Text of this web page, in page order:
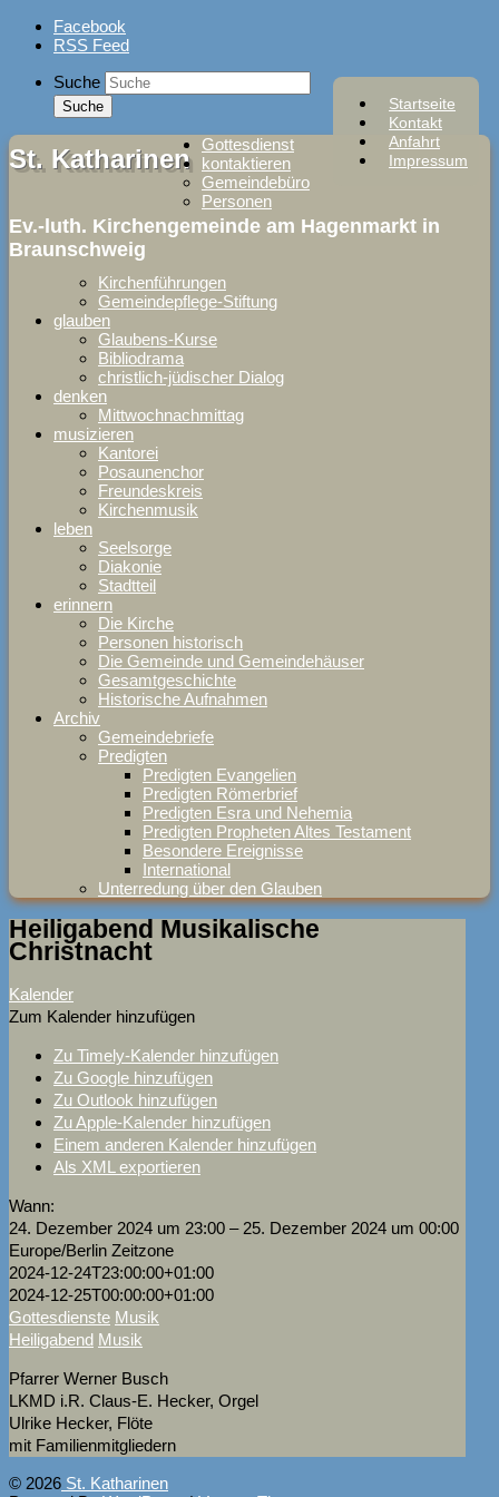
Skip
Facebook
RSS Feed
Startseite
Kontakt
Anfahrt
Impressum
Suche
St. Katharinen
Ev.-luth. Kirchengemeinde am Hagenmarkt in
Braunschweig
Gottesdienst
kontaktieren
Gemeindebüro
Personen
Kirchenführungen
Gemeindepflege-Stiftung
glauben
Glaubens-Kurse
Bibliodrama
christlich-jüdischer Dialog
denken
Mittwochnachmittag
musizieren
Kantorei
Posaunenchor
Freundeskreis
Kirchenmusik
leben
Seelsorge
Diakonie
Stadtteil
erinnern
Die Kirche
Personen historisch
Die Gemeinde und Gemeindehäuser
Gesamtgeschichte
Historische Aufnahmen
Archiv
Gemeindebriefe
Predigten
Predigten Evangelien
Predigten Römerbrief
Predigten Esra und Nehemia
Predigten Propheten Altes Testament
Besondere Ereignisse
International
Unterredung über den Glauben
Heiligabend Musikalische
Christnacht
Kalender
Zum Kalender hinzufügen
Zu Timely-Kalender hinzufügen
Zu Google hinzufügen
Zu Outlook hinzufügen
Zu Apple-Kalender hinzufügen
Einem anderen Kalender hinzufügen
Als XML exportieren
Wann:
24. Dezember 2024 um 23:00 – 25. Dezember 2024 um 00:00
Europe/Berlin Zeitzone
2024-12-24T23:00:00+01:00
2024-12-25T00:00:00+01:00
Gottesdienste Musik
Heiligabend Musik
Pfarrer Werner Busch
LKMD i.R. Claus-E. Hecker, Orgel
Ulrike Hecker, Flöte
mit Familienmitgliedern
© 2026 St. Katharinen